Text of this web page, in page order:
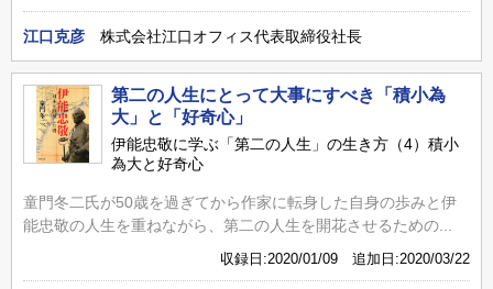
江口克彦 株式会社江口オフィス代表取締役社長
第二の人生にとって大事にすべき「積小為
大」と「好奇心」
伊能忠敬に学ぶ「第二の人生」の生き方（4）積小
為大と好奇心
童門冬二氏が50歳を過ぎてから作家に転身した自身の歩みと伊
能忠敬の人生を重ねながら、第二の人生を開花させるための...
収録日:2020/01/09 追加日:2020/03/22